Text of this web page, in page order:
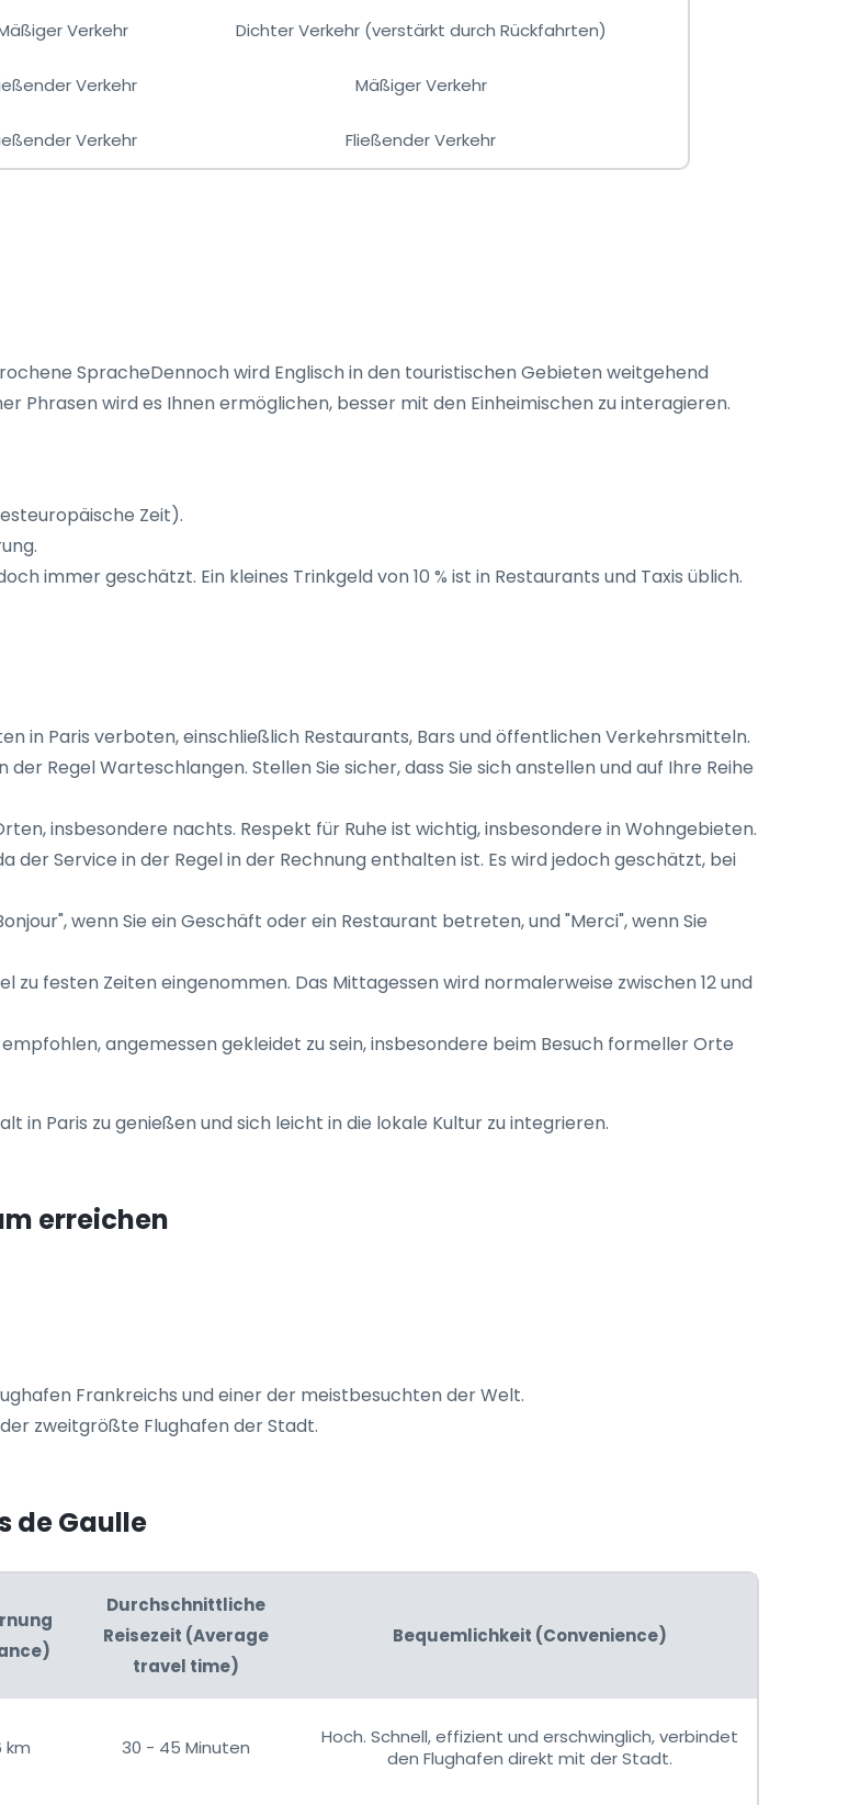
Verkehr Dichter Verkehr (verstärkt durch Rückfahrten)
Verkehr Mäßiger Verkehr
Verkehr Fließender Verkehr
SpracheDennoch wird Englisch in den touristischen Gebieten weitgehend
Phrasen wird es Ihnen ermöglichen, besser mit den Einheimischen zu interagieren.
Zeit).
immer geschätzt. Ein kleines Trinkgeld von 10 % ist in Restaurants und Taxis üblich.
in Paris verboten, einschließlich Restaurants, Bars und öffentlichen Verkehrsmitteln.
Regel Warteschlangen. Stellen Sie sicher, dass Sie sich anstellen und auf Ihre Reihe
insbesondere nachts. Respekt für Ruhe ist wichtig, insbesondere in Wohngebieten.
der Service in der Regel in der Rechnung enthalten ist. Es wird jedoch geschätzt, bei
wenn Sie ein Geschäft oder ein Restaurant betreten, und "Merci", wenn Sie
zu festen Zeiten eingenommen. Das Mittagessen wird normalerweise zwischen 12 und
angemessen gekleidet zu sein, insbesondere beim Besuch formeller Orte
in Paris zu genießen und sich leicht in die lokale Kultur zu integrieren.
erreichen
Frankreichs und einer der meistbesuchten der Welt.
zweitgrößte Flughafen der Stadt.
de Gaulle
Durchschnittliche
Reisezeit (Average
travel time)
Bequemlichkeit (Convenience)
km 30 - 45 Minuten
Hoch. Schnell, effizient und erschwinglich, verbindet
den Flughafen direkt mit der Stadt.